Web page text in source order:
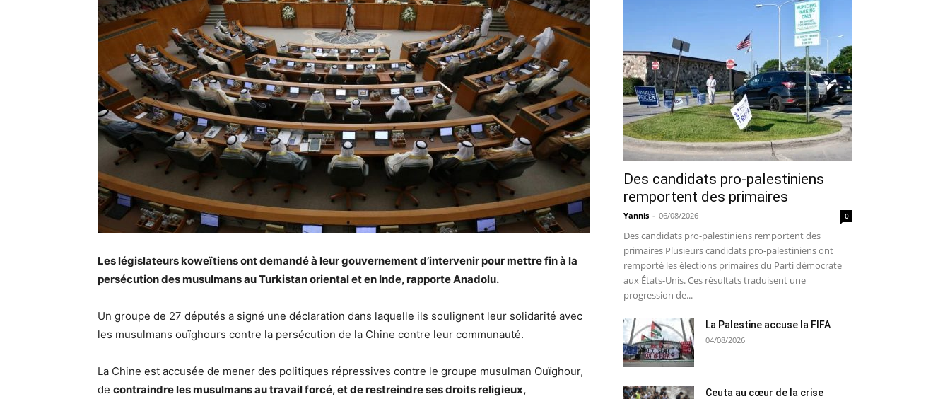
Les législateurs koweïtiens ont demandé à leur gouvernement d’intervenir pour mettre fin à la
persécution des musulmans au Turkistan oriental et en Inde, rapporte Anadolu.
Un groupe de 27 députés a signé une déclaration dans laquelle ils soulignent leur solidarité avec
les musulmans ouïghours contre la persécution de la Chine contre leur communauté.
La Chine est accusée de mener des politiques répressives contre le groupe musulman Ouïghour,
de contraindre les musulmans au travail forcé, et de restreindre ses droits religieux,
Des candidats pro-palestiniens
remportent des primaires
Yannis - 06/08/2026 0
Des candidats pro-palestiniens remportent des
primaires Plusieurs candidats pro-palestiniens ont
remporté les élections primaires du Parti démocrate
aux États-Unis. Ces résultats traduisent une
progression de...
La Palestine accuse la FIFA
04/08/2026
Ceuta au cœur de la crise